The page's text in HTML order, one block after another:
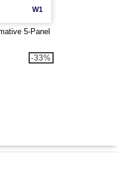
W1
5-Panel
-33%